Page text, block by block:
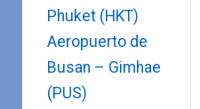
Phuket (HKT)
Aeropuerto de
Busan – Gimhae
(PUS)